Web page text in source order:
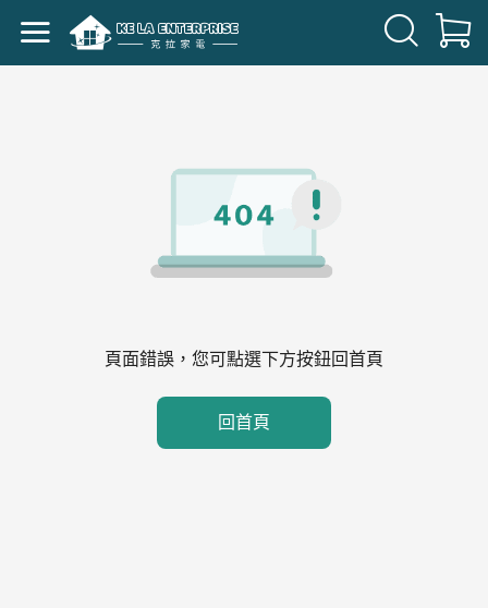
頁面錯誤，您可點選下方按鈕回首頁
回首頁